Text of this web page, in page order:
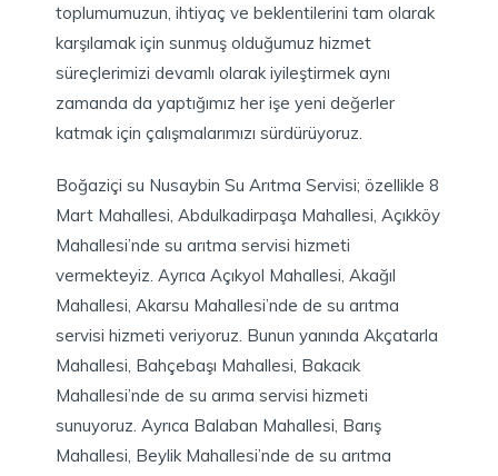
toplumumuzun, ihtiyaç ve beklentilerini tam olarak
karşılamak için sunmuş olduğumuz hizmet
süreçlerimizi devamlı olarak iyileştirmek aynı
zamanda da yaptığımız her işe yeni değerler
katmak için çalışmalarımızı sürdürüyoruz.
Boğaziçi su Nusaybin Su Arıtma Servisi; özellikle 8
Mart Mahallesi, Abdulkadirpaşa Mahallesi, Açıkköy
Mahallesi’nde su arıtma servisi hizmeti
vermekteyiz. Ayrıca Açıkyol Mahallesi, Akağıl
Mahallesi, Akarsu Mahallesi’nde de su arıtma
servisi hizmeti veriyoruz. Bunun yanında Akçatarla
Mahallesi, Bahçebaşı Mahallesi, Bakacık
Mahallesi’nde de su arıma servisi hizmeti
sunuyoruz. Ayrıca Balaban Mahallesi, Barış
Mahallesi, Beylik Mahallesi’nde de su arıtma